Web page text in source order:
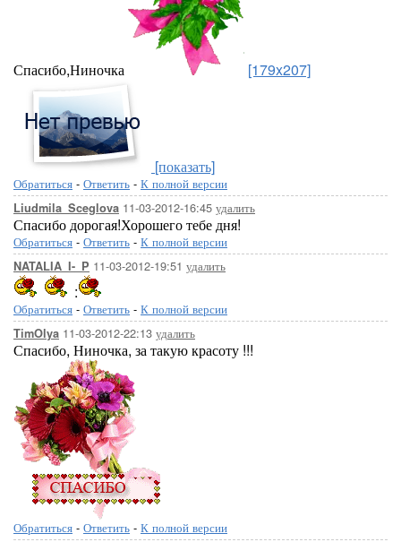
Спасибо,Ниночка [179x207]
[показать]
Обратиться - Ответить - К полной версии
Liudmila_Sceglova 11-03-2012-16:45 удалить
Спасибо дорогая!Хорошего тебе дня!
Обратиться - Ответить - К полной версии
NATALIA_I-_P 11-03-2012-19:51 удалить
:
Обратиться - Ответить - К полной версии
TimOlya 11-03-2012-22:13 удалить
Спасибо, Ниночка, за такую красоту !!!
Обратиться - Ответить - К полной версии